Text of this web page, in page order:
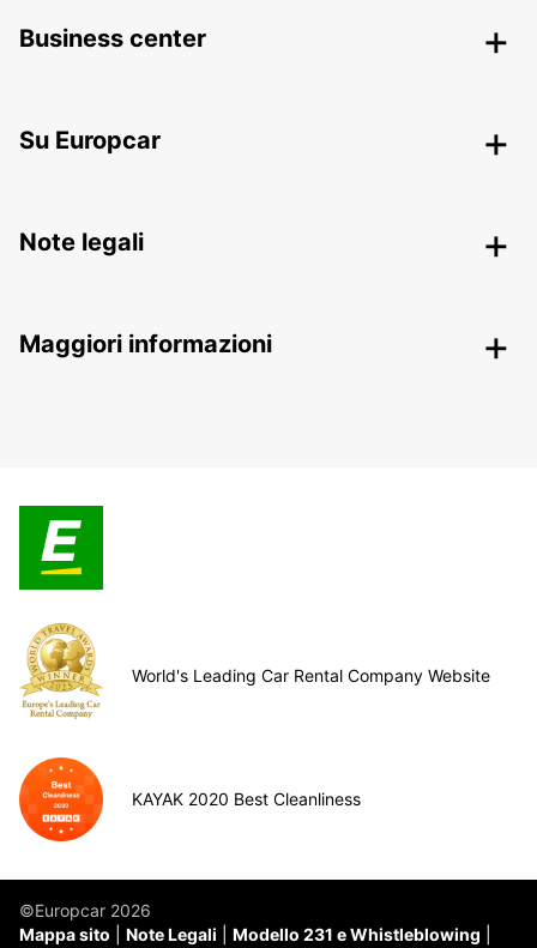
Business center
Su Europcar
Note legali
Maggiori informazioni
World's Leading Car Rental Company Website
KAYAK 2020 Best Cleanliness
©Europcar 2026
Mappa sito
Note Legali
Modello 231 e Whistleblowing